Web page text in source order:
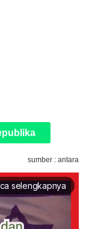
sumber : antara
selengkapnya